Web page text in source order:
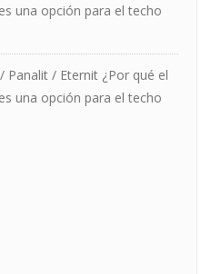
una opción para el techo
Panalit / Eternit ¿Por qué el
una opción para el techo